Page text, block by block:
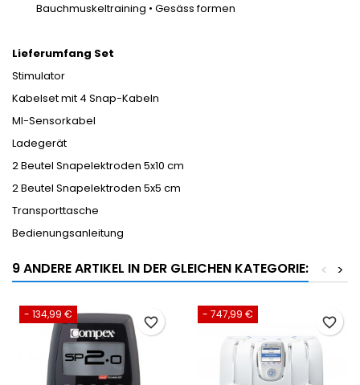
Bauchmuskeltraining • Gesäss formen
Lieferumfang Set
Stimulator
Kabelset mit 4 Snap-Kabeln
MI-Sensorkabel
Ladegerät
2 Beutel Snapelektroden 5x10 cm
2 Beutel Snapelektroden 5x5 cm
Transporttasche
Bedienungsanleitung
9 ANDERE ARTIKEL IN DER GLEICHEN KATEGORIE: >
<
- 134,99 €
favorite_border
- 747,99 €
favorite_border